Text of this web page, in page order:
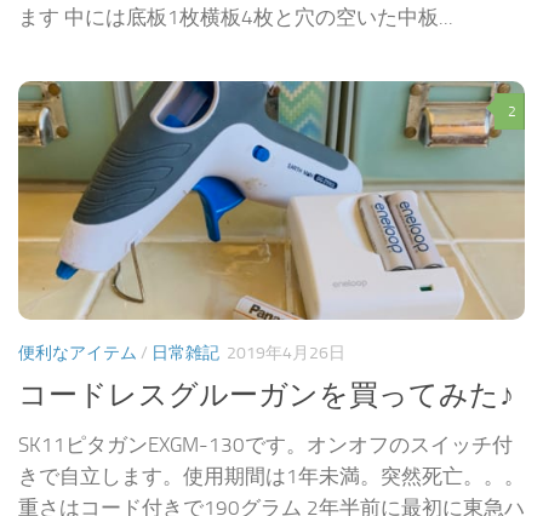
ます 中には底板1枚横板4枚と穴の空いた中板...
2
便利なアイテム / 日常雑記 2019年4月26日
コードレスグルーガンを買ってみた♪
SK11ピタガンEXGM-130です。オンオフのスイッチ付
きで自立します。使用期間は1年未満。突然死亡。。。
重さはコード付きで190グラム 2年半前に最初に東急ハ